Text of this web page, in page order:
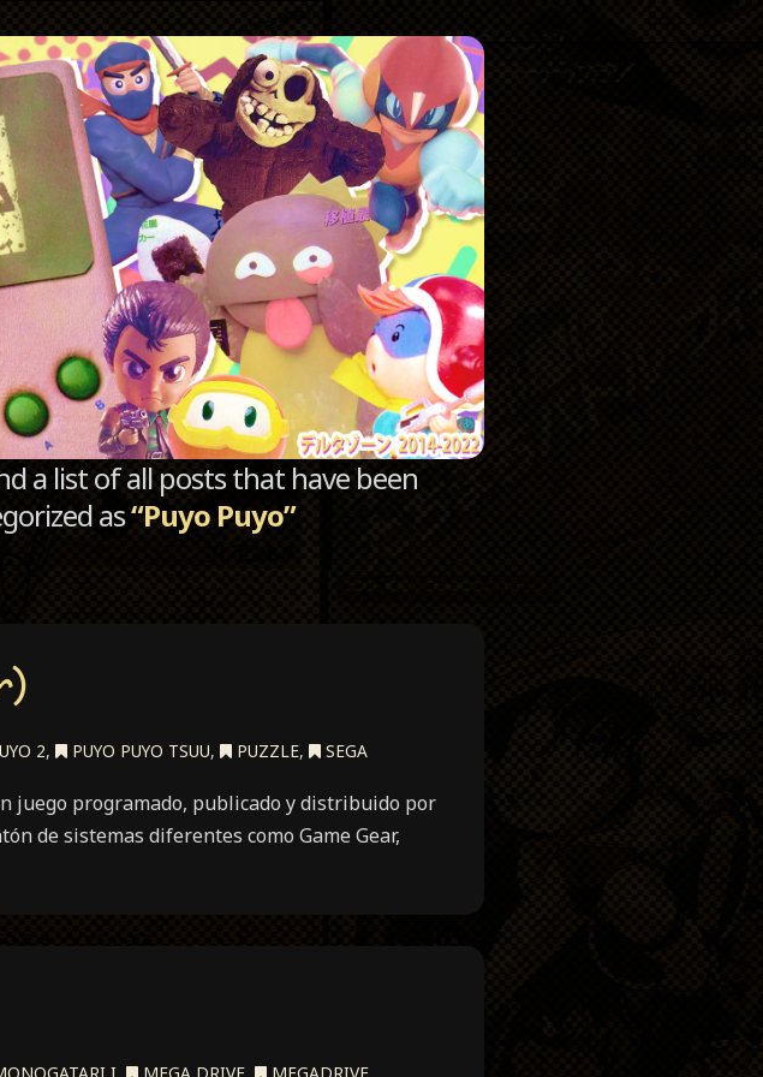
a list of all posts that have been
as“Puyo Puyo”
2, PUYO PUYO TSUU, PUZZLE, SEGA
juego programado, publicado y distribuido por
de sistemas diferentes como Game Gear,
I MEGA DRIVE MEGADRIVE